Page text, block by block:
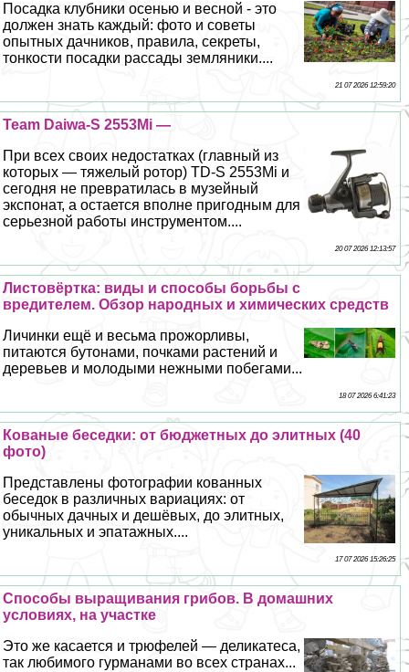
Посадка клубники осенью и весной - это
должен знать каждый: фото и советы
опытных дачников, правила, секреты,
тонкости посадки рассады земляники....
21 07 2026 12:59:20
Team Daiwa-S 2553Mi —
При всех своих недостатках (главный из
которых — тяжелый ротор) TD-S 2553Mi и
сегодня не превратилась в музейный
экспонат, а остается вполне пригодным для
серьезной работы инструментом....
20 07 2026 12:13:57
Листовёртка: виды и способы борьбы с
вредителем. Обзор народных и химических средств
Личинки ещё и весьма прожорливы,
питаются бутонами, почками растений и
деревьев и молодыми нежными побегами...
18 07 2026 6:41:23
Кованые беседки: от бюджетных до элитных (40
фото)
Представлены фотографии кованных
беседок в различных вариациях: от
обычных дачных и дешёвых, до элитных,
уникальных и эпатажных....
17 07 2026 15:26:25
Способы выращивания грибов. В домашних
условиях, на участке
Это же касается и трюфелей — деликатеса,
так любимого гурманами во всех странах...